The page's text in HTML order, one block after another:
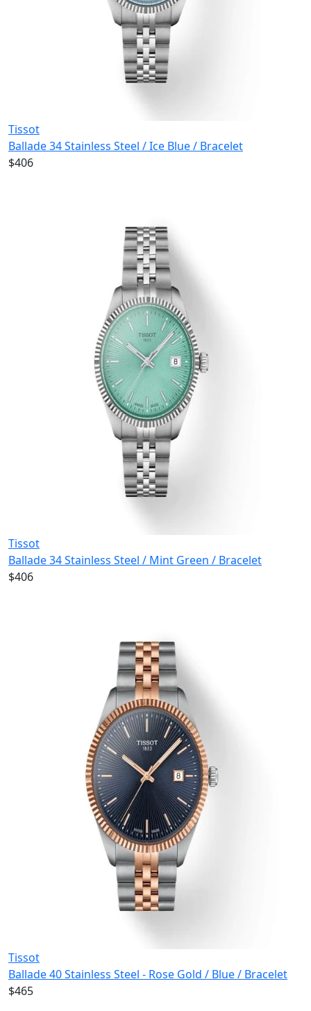
Tissot
Ballade 34 Stainless Steel / Ice Blue / Bracelet
$406
Tissot
Ballade 34 Stainless Steel / Mint Green / Bracelet
$406
Tissot
Ballade 40 Stainless Steel - Rose Gold / Blue / Bracelet
$465